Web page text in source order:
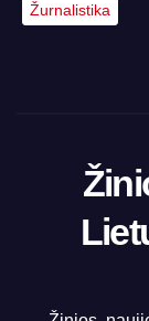
Žurnalistika